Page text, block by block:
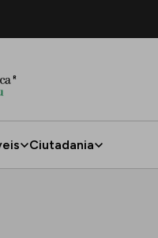
Ciutadania